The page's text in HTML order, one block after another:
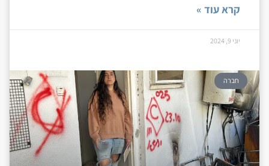
קרא עוד »
יוני 9, 2024
חברה